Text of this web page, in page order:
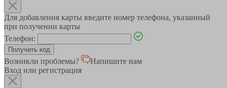
Для добавления карты введите номер телефона, указанный
при получении карты
Телефон:
Возникли проблемы?
Напишите нам
Вход или регистрация